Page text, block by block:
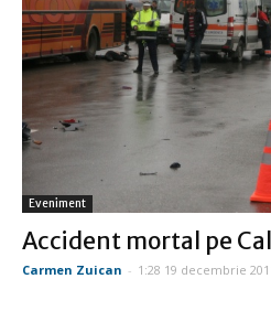
Eveniment
Accident mortal pe
Carmen Zuican - 1:28 19 decembrie